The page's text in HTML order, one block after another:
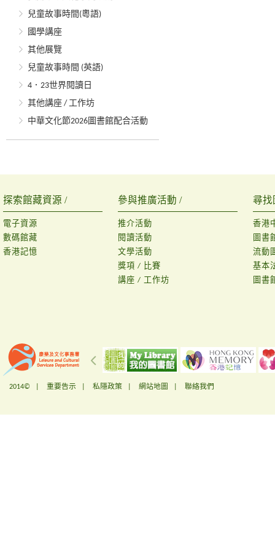
兒童故事時間(粵語)
國學講座
其他展覽
兒童故事時間 (英語)
4．23世界閱讀日
其他講座 / 工作坊
中華文化節2026圖書館配合活動
探索館藏資源 /
電子資源
數碼館藏
香港記憶
參與推廣活動 /
推介活動
閱讀活動
文學活動
獎項 / 比賽
講座 / 工作坊
尋找
香港
圖書
流動
基本
圖書
2014© | 重要告示 私隱政策 網站地圖 聯絡我們